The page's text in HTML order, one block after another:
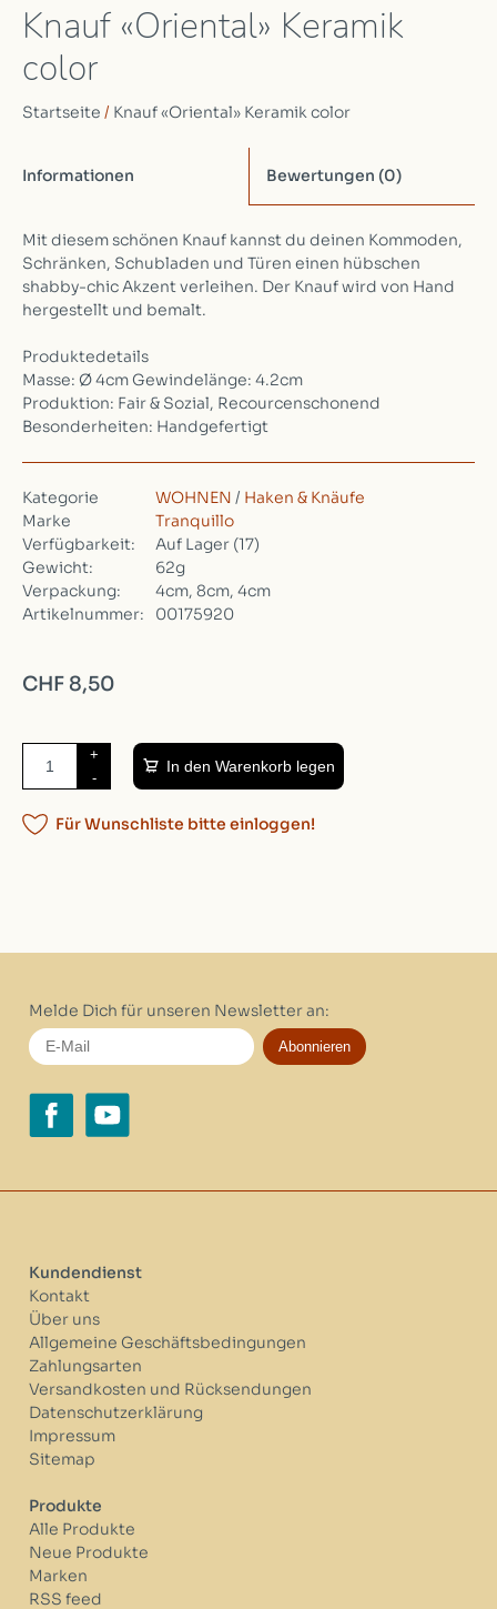
Knauf «Oriental» Keramik
color
Startseite / Knauf «Oriental» Keramik color
Informationen Bewertungen (0)
Mit diesem schönen Knauf kannst du deinen Kommoden,
Schränken, Schubladen und Türen einen hübschen
shabby-chic Akzent verleihen. Der Knauf wird von Hand
hergestellt und bemalt.
Produktedetails
Masse: Ø 4cm Gewindelänge: 4.2cm
Produktion: Fair & Sozial, Recourcenschonend
Besonderheiten: Handgefertigt
Kategorie WOHNEN / Haken & Knäufe
Marke
Tranquillo
Verfügbarkeit:
Auf Lager (17)
Gewicht:
62g
Verpackung:
4cm, 8cm, 4cm
Artikelnummer:
00175920
CHF 8,50
+
-
In den Warenkorb legen
Für Wunschliste bitte einloggen!
Melde Dich für unseren Newsletter an:
Abonnieren
Kundendienst
Kontakt
Über uns
Allgemeine Geschäftsbedingungen
Zahlungsarten
Versandkosten und Rücksendungen
Datenschutzerklärung
Impressum
Sitemap
Produkte
Alle Produkte
Neue Produkte
Marken
RSS feed